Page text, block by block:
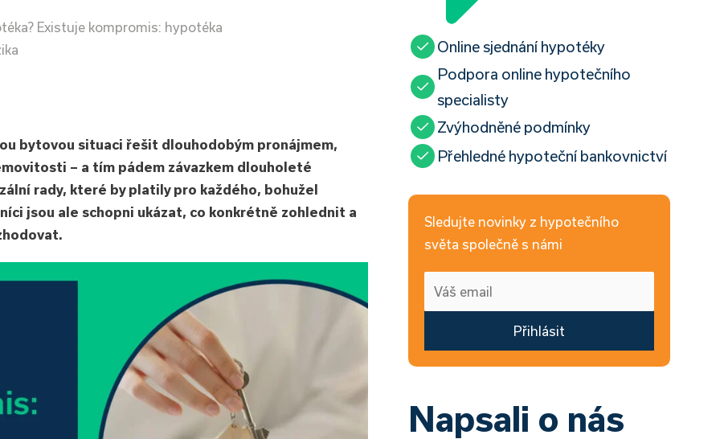
Existuje kompromis: hypotéka
bytovou situaci řešit dlouhodobým pronájmem,
– a tím pádem závazkem dlouholeté
rady, které by platily pro každého, bohužel
jsou ale schopni ukázat, co konkrétně zohlednit a
Online sjednání hypotéky
Podpora online hypotečního
specialisty
Zvýhodněné podmínky
Přehledné hypoteční bankovnictví
Sledujte novinky z hypotečního
světa společně s námi
Přihlásit
Napsali o nás